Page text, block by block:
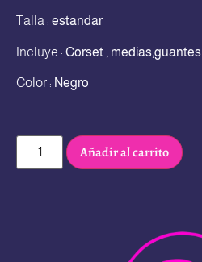
Talla : estandar
Incluye : Corset , medias,guantes
Color : Negro
Añadir al carrito